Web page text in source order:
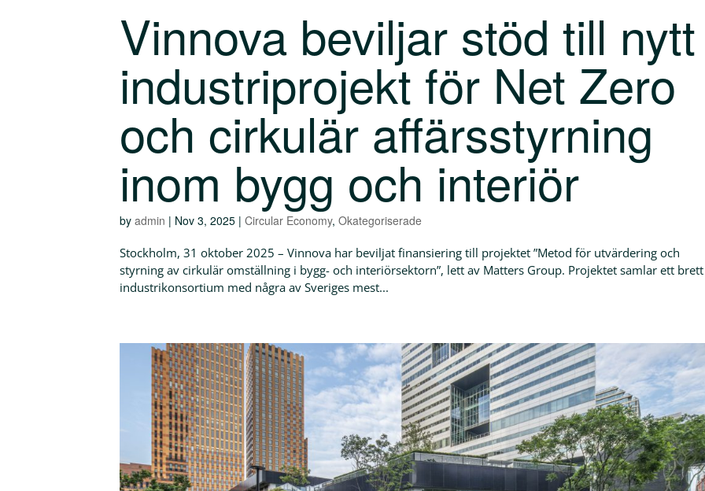
Vinnova beviljar stöd till nytt
industriprojekt för Net Zero
och cirkulär affärsstyrning
inom bygg och interiör
by admin | Nov 3, 2025 | Circular Economy, Okategoriserade
Stockholm, 31 oktober 2025 – Vinnova har beviljat finansiering till projektet ”Metod för utvärdering och
styrning av cirkulär omställning i bygg- och interiörsektorn”, lett av Matters Group. Projektet samlar ett brett
industrikonsortium med några av Sveriges mest...